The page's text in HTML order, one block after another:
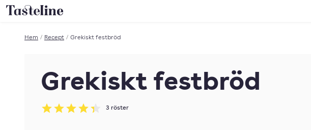
Till Tastelines startsida
Hem / Recept / Grekiskt festbröd
Grekiskt festbröd
Betyg: 4.33 av 5
3 röster